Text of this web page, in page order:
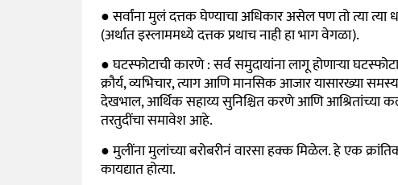
● सर्वांना मुलं दत्तक घेण्याचा अधिकार असेल पण तो त्या त्या
(अर्थात इस्लाममध्ये दत्तक प्रथाच नाही हा भाग वेगळा).
● घटस्फोटाची कारणे : सर्व समुदायांना लागू होणाऱ्या
क्रौर्य, व्यभिचार, त्याग आणि मानसिक आजार यासारख्या
देखभाल, आर्थिक सहाय्य सुनिश्चित करणे आणि आश्रितांच्या
तरतुदींचा समावेश आहे.
● मुलींना मुलांच्या बरोबरीनं वारसा हक्क मिळेल. हे एक
कायद्यात होत्या.